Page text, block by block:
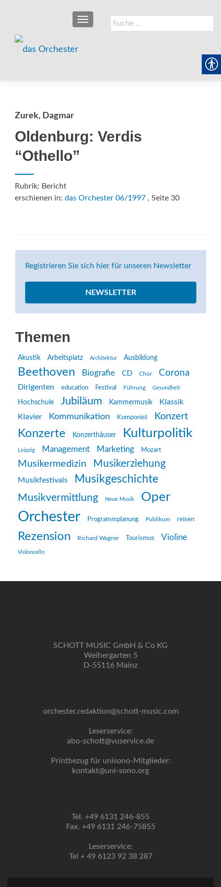
Suche
nach:
SCHALTE NAVIGATION
Zurek, Dagmar
Oldenburg: Verdis
“Othello”
Rubrik: Bericht
erschienen in: das Orchester 06/1997 , Seite 30
Registrieren Sie sich hier für unseren Newsletter
NEWSLETTER
Themen
Akustik Arbeitsplatz Architektur Ausbildung
Beethoven Biografie CD Chor Corona
Dirigenten education Festival Führung Gesundheit
Hochschule Jubiläum Kammermusik
Klassik
Klavier
Kommunikation Komponist Konzert
Konzerte Konzerthäuser Kulturpolitik
Leipzig Management Marketing Mozart
Musikermedizin Musikerziehung
Musikfestivals Musikgeschichte
Musikvermittlung Neue Musik Oper
Orchester Programmplanung Publikum reisen
Rezension Richard Wagner Tourismus Violine
Violoncello
SCHOTT MUSIC GmbH & Co KG
Weihergarten 5
D-55116 Mainz
orchester.redaktion@schott-music.com
Leserservice:
abo-schott@vuservice.de
Printbezug für unisono-Mitglieder:
kontakt@uni-sono.org
Tel. +49 6131 246-855
Fax. +49 6131 246-75855
Leserservice:
Tel + 49 6123 92 38 287